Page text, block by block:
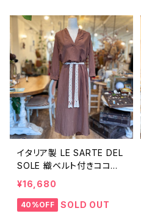
イタリア製 LE SARTE DEL
SOLE 織ベルト付きココア
ブラウンワンピース
¥16,680
40%OFF SOLD OUT